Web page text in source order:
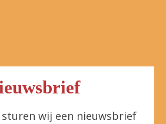
sturen wij een nieuwsbrief